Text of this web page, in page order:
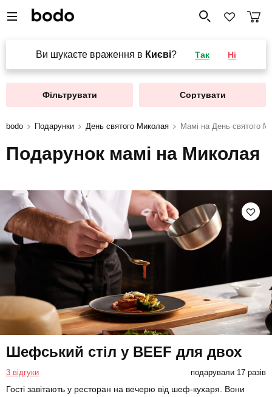
Ви шукаєте враження в Києві? Так Ні
Фільтрувати Сортувати
bodo Подарунки День святого Миколая Мамі на День святого
Подарунок мамі на Миколая
Шефський стіл у BEEF для двох
3 відгуки подарували 17 разів
Гості завітають у ресторан на вечерю від шеф-кухаря. Вони